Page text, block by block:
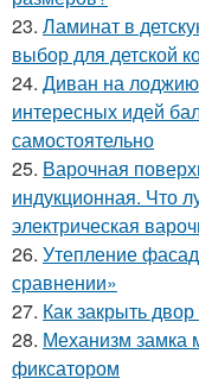
23. Ламинат в
выбор для детской
24. Диван на
интересных идей
самостоятельно
25. Варочная
индукционная. Что
электрическая
26. Утепление
сравнении»
27. Как закрыть
28. Механизм замка
фиксатором